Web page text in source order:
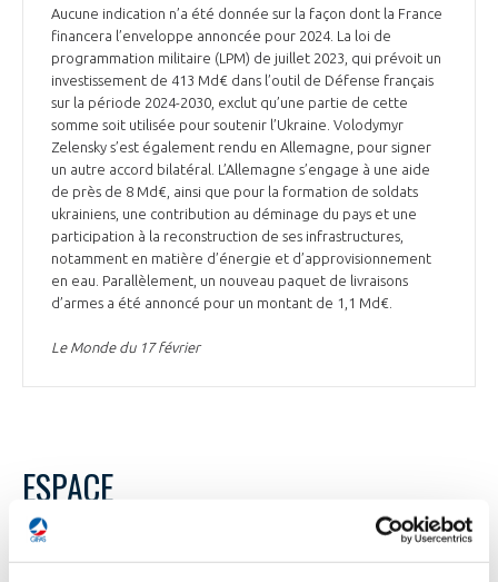
Aucune indication n’a été donnée sur la façon dont la France
financera l’enveloppe annoncée pour 2024. La loi de
programmation militaire (LPM) de juillet 2023, qui prévoit un
investissement de 413 Md€ dans l’outil de Défense français
sur la période 2024-2030, exclut qu’une partie de cette
somme soit utilisée pour soutenir l’Ukraine. Volodymyr
Zelensky s’est également rendu en Allemagne, pour signer
un autre accord bilatéral. L’Allemagne s’engage à une aide
de près de 8 Md€, ainsi que pour la formation de soldats
ukrainiens, une contribution au déminage du pays et une
participation à la reconstruction de ses infrastructures,
notamment en matière d’énergie et d’approvisionnement
en eau. Parallèlement, un nouveau paquet de livraisons
d’armes a été annoncé pour un montant de 1,1 Md€.
Le Monde du 17 février
ESPACE